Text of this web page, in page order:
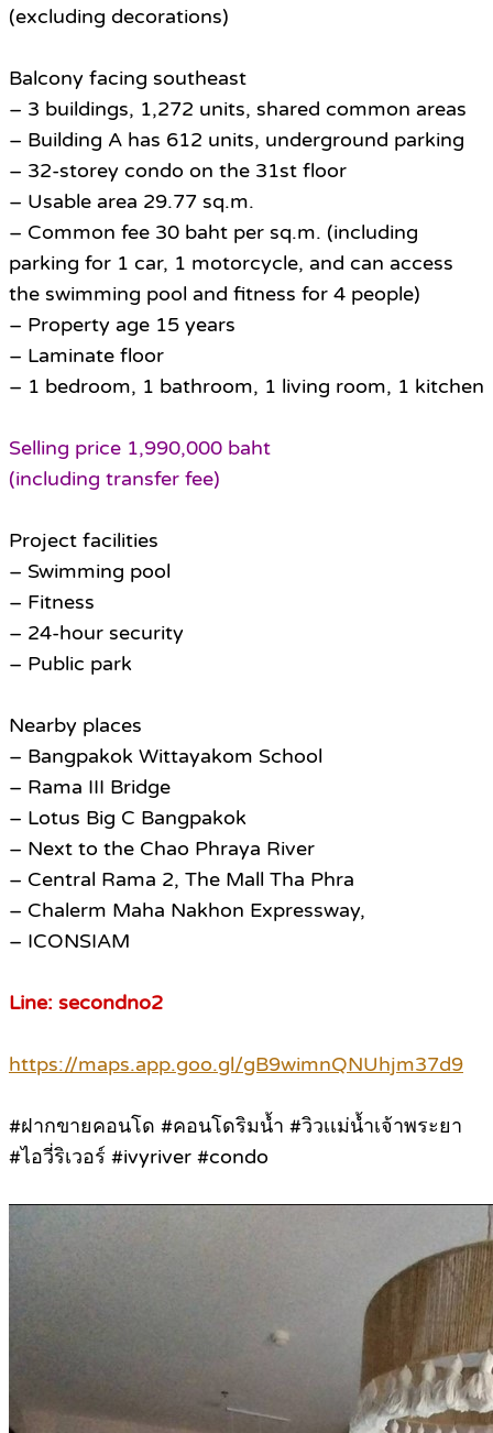
(excluding decorations)
Balcony facing southeast
– 3 buildings, 1,272 units, shared common areas
– Building A has 612 units, underground parking
– 32-storey condo on the 31st floor
– Usable area 29.77 sq.m.
– Common fee 30 baht per sq.m. (including
parking for 1 car, 1 motorcycle, and can access
the swimming pool and fitness for 4 people)
– Property age 15 years
– Laminate floor
– 1 bedroom, 1 bathroom, 1 living room, 1 kitchen
Selling price 1,990,000 baht
(including transfer fee)
Project facilities
– Swimming pool
– Fitness
– 24-hour security
– Public park
Nearby places
– Bangpakok Wittayakom School
– Rama III Bridge
– Lotus Big C Bangpakok
– Next to the Chao Phraya River
– Central Rama 2, The Mall Tha Phra
– Chalerm Maha Nakhon Expressway,
– ICONSIAM
Line: secondno2
https://maps.app.goo.gl/gB9wimnQNUhjm37d9
#ฝากขายคอนโด #คอนโดริมน้ำ #วิวเเม่น้ำเจ้าพระยา
#ไอวี่ริเวอร์ #ivyriver #condo